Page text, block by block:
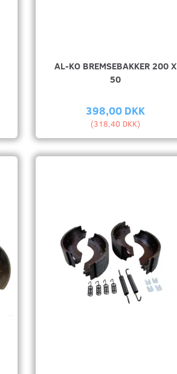
AL-KO BREMSEBAKKER 200 X
50
398,00 DKK
(318,40 DKK)